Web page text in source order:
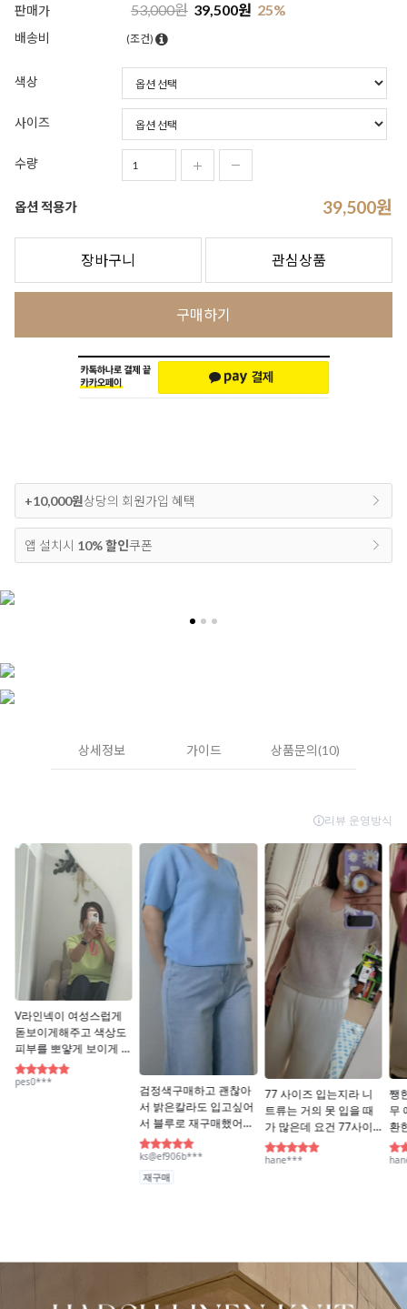
판매가 53,000원 39,500원 25%
배송비 (조건)
색상
사이즈
수량
옵션 적용가 39,500원
장바구니 관심상품
구매하기
+10,000원상당의 회원가입 혜택
앱 설치시 10% 할인쿠폰
상세정보 가이드 상품문의(10)